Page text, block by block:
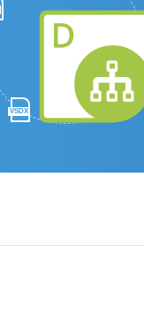
VSDX